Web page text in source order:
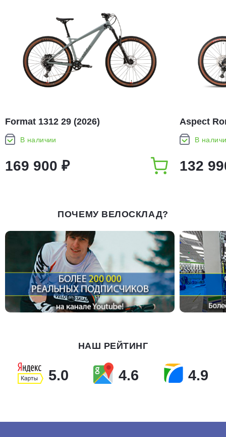
Format 1312 29 (2026)
В наличии
169 900 ₽
Aspect
В
132
ПОЧЕМУ ВЕЛОСКЛАД?
НАШ РЕЙТИНГ
5.0 4.6 4.9